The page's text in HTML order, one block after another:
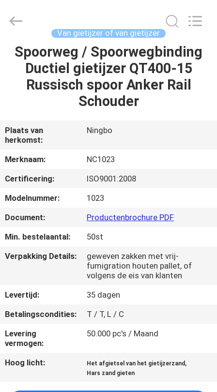
HUIS
PRODUCTEN
OVER
ONS
FABRIEKSTOCHT
KWALITEITSCONTROLE
NEEM
ONS
OP
NIEUWS
CO.,LTD.
Van gietijzer of van gietijzer
Spoorweg / Spoorwegbinding
Ductiel gietijzer QT400-15
Russisch spoor Anker Rail
Schouder
Plaats van
herkomst:
Ningbo
Merknaam:
NC1023
Certificering:
ISO9001:2008
Modelnummer:
1023
Document:
Productenbrochure PDF
Min. bestelaantal:
50st
Verpakking Details:
geweven zakken met vrij-
fumigration houten pallet, of
volgens de eis van klanten
Levertijd:
35 dagen
Betalingscondities:
T / T, L / C
Levering
vermogen:
50.000 pc's / Maand
Hoog licht: Het afgietsel van het gietijzerzand ,
Hars zand gieten